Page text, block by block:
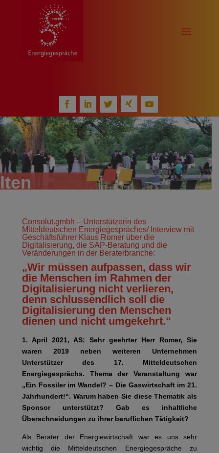
L O A D I N G
Consolut.gmbh – Unterstützerin des
Mitteldeutschen Energiegespräches/ Interview mit
Geschäftsführer Klaus Romer über die
Digitalisierung, die SAP-Beratung und die
Veränderungen in der Beraterbranche:
„Wir müssen aufpassen, dass wir
die Menschen im Rahmen der
Digitalisierung nicht verlieren,
denn schlussendlich soll die
Digitalisierung den Menschen
dienen und nicht umgekehrt.“
1. April 2021, AS: Sehr geehrter Herr Romer, Sie
waren 2019 neben weiteren Unternehmen
Unterstützer des 17. Mitteldeutschen
Energiegesprächs. Thema der Veranstaltung war
„Ein Fossiler im Wandel? – Die Gaswirtschaft im 21.
Jahrhundert!“. Warum haben Sie diese Thematik als
Sponsor unterstützt? Gab es inhaltliche
Überschneidungen zu ihrer beruflichen Tätigkeit?
Als Berater der Energiewirtschaft war es uns sehr
wichtig die Mitteldeutschen Energiegespräche zu